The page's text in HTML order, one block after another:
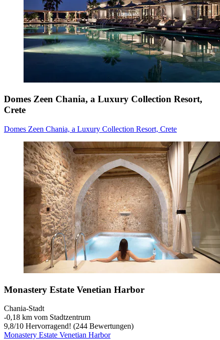
Domes Zeen Chania, a Luxury Collection Resort,
Crete
Domes Zeen Chania, a Luxury Collection Resort, Crete
Monastery Estate Venetian Harbor
Chania-Stadt
‐0,18 km vom Stadtzentrum
9,8/10 Hervorragend! (244 Bewertungen)
Monastery Estate Venetian Harbor